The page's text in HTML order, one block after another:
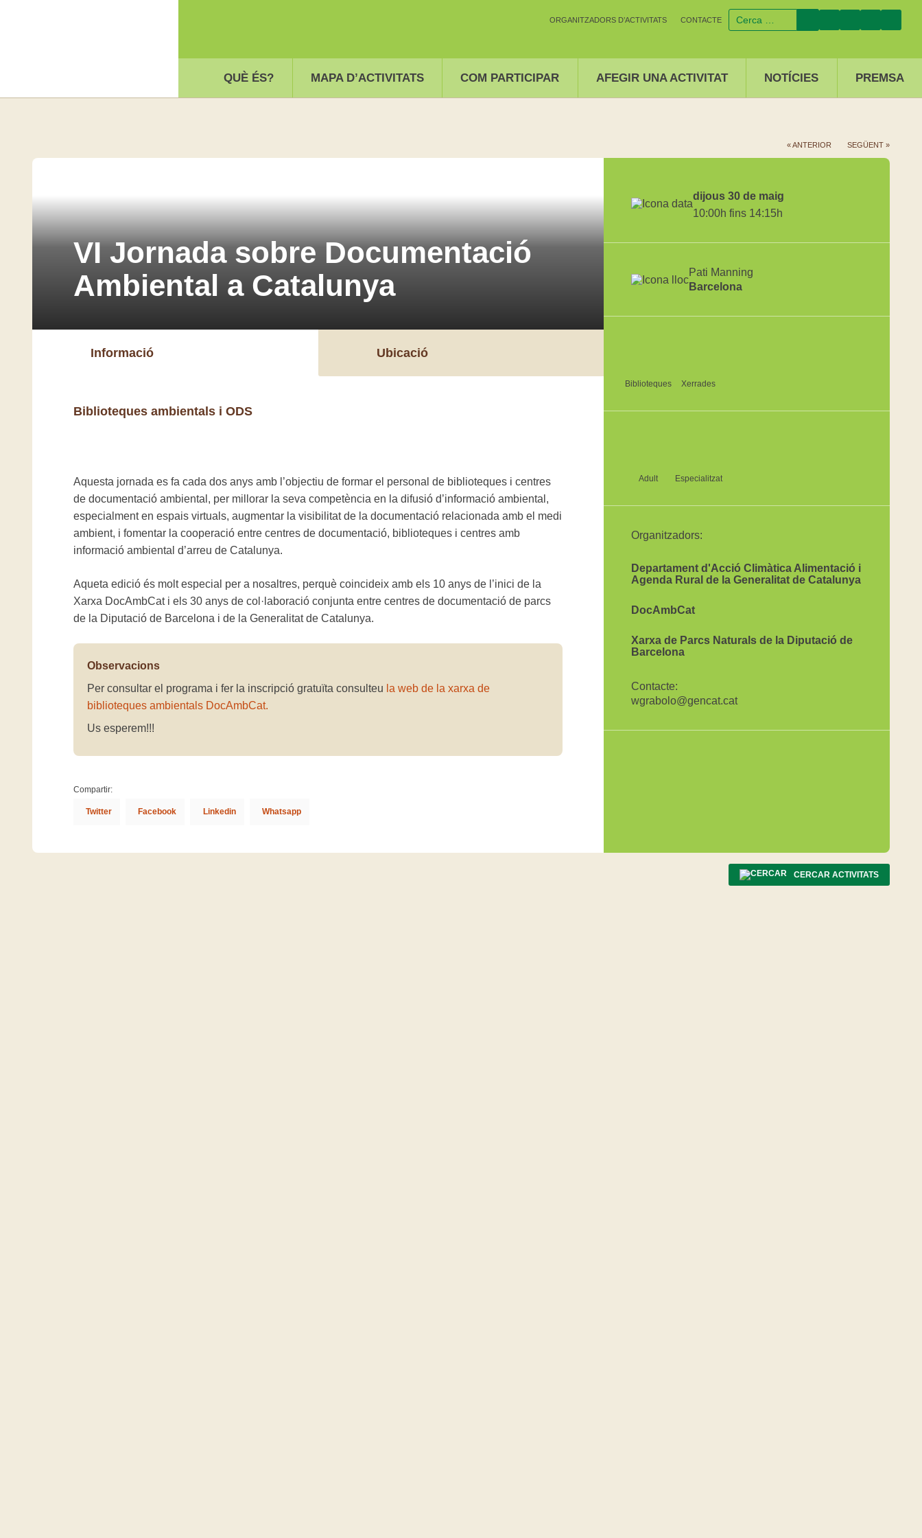
ORGANITZADORS D’ACTIVITATS CONTACTE
QUÈ ÉS? MAPA D’ACTIVITATS COM PARTICIPAR AFEGIR UNA ACTIVITAT NOTÍCIES PREMSA
« ANTERIOR SEGÜENT »
VI Jornada sobre Documentació
Ambiental a Catalunya
Informació Ubicació
Biblioteques ambientals i ODS
Aquesta jornada es fa cada dos anys amb l’objectiu de formar el personal de biblioteques i centres
de documentació ambiental, per millorar la seva competència en la difusió d’informació ambiental,
especialment en espais virtuals, augmentar la visibilitat de la documentació relacionada amb el medi
ambient, i fomentar la cooperació entre centres de documentació, biblioteques i centres amb
informació ambiental d’arreu de Catalunya.
Aqueta edició és molt especial per a nosaltres, perquè coincideix amb els 10 anys de l’inici de la
Xarxa DocAmbCat i els 30 anys de col·laboració conjunta entre centres de documentació de parcs
de la Diputació de Barcelona i de la Generalitat de Catalunya.
Observacions
Per consultar el programa i fer la inscripció gratuïta consulteu la web de la xarxa de
biblioteques ambientals DocAmbCat.
Us esperem!!!
Compartir:
Twitter Facebook Linkedin Whatsapp
dijous 30 de maig
10:00h fins 14:15h
Pati Manning
Barcelona
Biblioteques Xerrades
Adult Especialitzat
Organitzadors:
Departament d'Acció Climàtica Alimentació i
Agenda Rural de la Generalitat de Catalunya
DocAmbCat
Xarxa de Parcs Naturals de la Diputació de
Barcelona
Contacte:
wgrabolo@gencat.cat
CERCAR ACTIVITATS